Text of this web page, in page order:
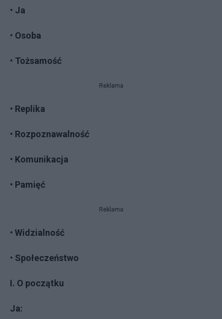
• Ja
• Osoba
• Tożsamość
Reklama
• Replika
• Rozpoznawalność
• Komunikacja
• Pamięć
Reklama
• Widzialność
• Społeczeństwo
I. O początku
Ja: